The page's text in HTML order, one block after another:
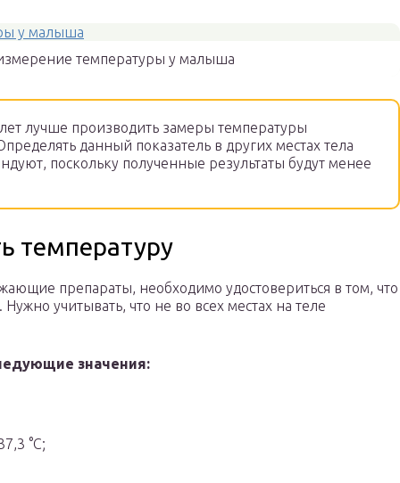
температуры у малыша
лучше производить замеры температуры
данный показатель в других местах тела
поскольку полученные результаты будут менее
температуру
препараты, необходимо удостовериться в том, что
учитывать, что не во всех местах на теле
значения:
°С;